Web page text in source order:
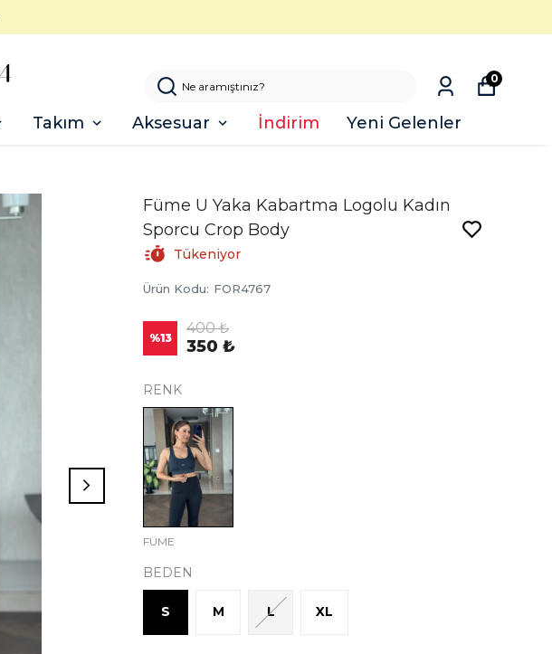
Takım Aksesuar İndirim Yeni Gelenler
0
Füme U Yaka Kabartma Logolu Kadın
Sporcu Crop Body
Tükeniyor
Ürün Kodu: FOR4767
%13
400 ₺
350 ₺
RENK
FÜME
BEDEN
S M L XL